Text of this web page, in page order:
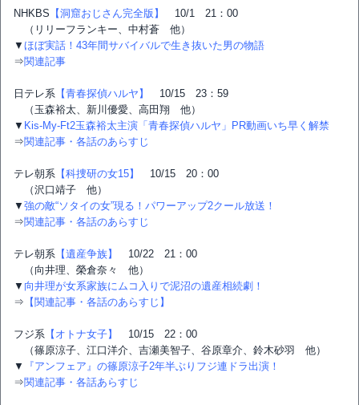
NHKBS 【洞窟おじさん完全版】
10/1 21：00
（リリーフランキー、中村蒼 他）
▼ ほぼ実話！43年間サバイバルで生き抜いた男の物語
⇒関連記事
日テレ系 【青春探偵ハルヤ】
10/15 23：59
（玉森裕太、新川優愛、高田翔 他）
▼ Kis-My-Ft2玉森裕太主演「青春探偵ハルヤ」PR動画いち早く解禁
⇒関連記事・各話のあらすじ
テレ朝系 【科捜研の女15】
10/15 20：00
（沢口靖子 他）
▼ 強の敵“ソタイの女”現る！パワーアップ2クール放送！
⇒関連記事・各話のあらすじ
テレ朝系 【遺産争族】
10/22 21：00
（向井理、榮倉奈々 他）
▼ 向井理が女系家族にムコ入りで泥沼の遺産相続劇！
⇒ 【関連記事・各話のあらすじ】
フジ系 【オトナ女子】
10/15 22：00
（篠原涼子、江口洋介、吉瀬美智子、谷原章介、鈴木砂羽 他）
▼
『アンフェア』の篠原涼子2年半ぶりフジ連ドラ出演！
⇒関連記事・各話あらすじ